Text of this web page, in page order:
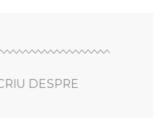
DESPRE